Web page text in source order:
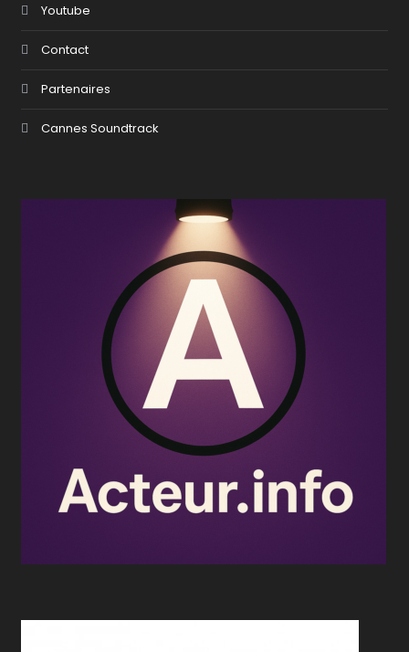
Youtube
Contact
Partenaires
Cannes Soundtrack